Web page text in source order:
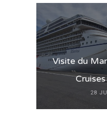
Visite du
28